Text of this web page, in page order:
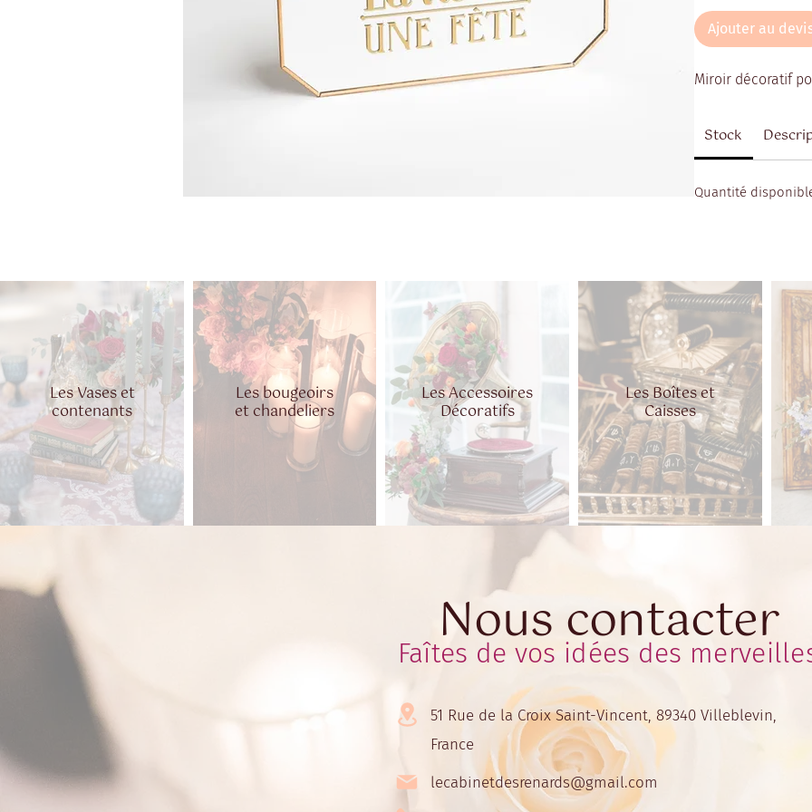
Ajouter au
Miroir décoratif
Stock
Quantité
Les Vases et
contenants
Les bougeoirs
et chandeliers
Les Accessoires
Décoratifs
Les Boîtes et
Caisses
Nous contacter
Faîtes de vos idées des
51 Rue de la Croix Saint-Vincent, 89340 Villeblevin,
France
lecabinetdesrenards@gmail.com